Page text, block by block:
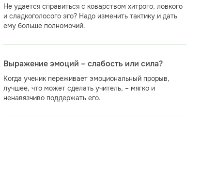
Не удается справиться с коварством хитрого, ловкого
и сладкоголосого эго? Надо изменить тактику и дать
ему больше полномочий.
Выражение эмоций – слабость или сила?
Когда ученик переживает эмоциональный прорыв,
лучшее, что может сделать учитель, – мягко и
ненавязчиво поддержать его.